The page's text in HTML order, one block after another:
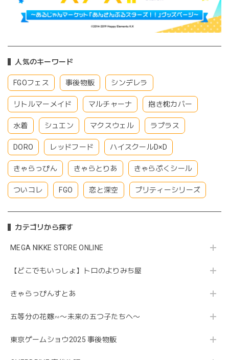
人気のキーワード
FGOフェス 事後物販 シンデレラ
リトルマーメイド マルチャーナ 抱き枕カバー
水着 シュエン マクスウェル ラプラス
DORO レッドフード ハイスクールD×D
きゃらっぴん きゃらとりあ きゃらぷくシール
ついコレ FGO 恋と深空 プリティーシリーズ
カテゴリから探す
MEGA NIKKE STORE ONLINE
【どこでもいっしょ】トロのよりみち屋
きゃらっぴんすとあ
五等分の花嫁∽〜未来の五つ子たちへ〜
東京ゲームショウ2025 事後物販